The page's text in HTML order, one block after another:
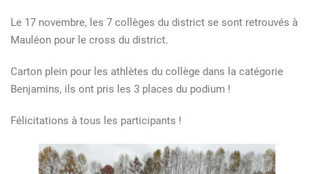
Le 17 novembre, les 7 collèges du district se sont retrouvés à
Mauléon pour le cross du district.
Carton plein pour les athlètes du collège dans la catégorie
Benjamins, ils ont pris les 3 places du podium !
Félicitations à tous les participants !